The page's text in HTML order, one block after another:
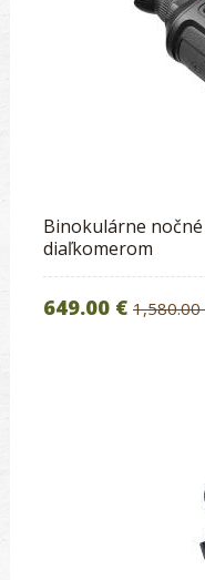
Binokulárne nočné
diaľkomerom
649.00 € 1,580.00